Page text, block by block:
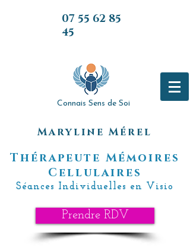
07 55 62 85
45
07 55 62 85
Connais Sens de Soi
Maryline Mérel
Thérapeute Mémoires
Cellulaires
Séances Individuelles en Visio
Prendre RDV